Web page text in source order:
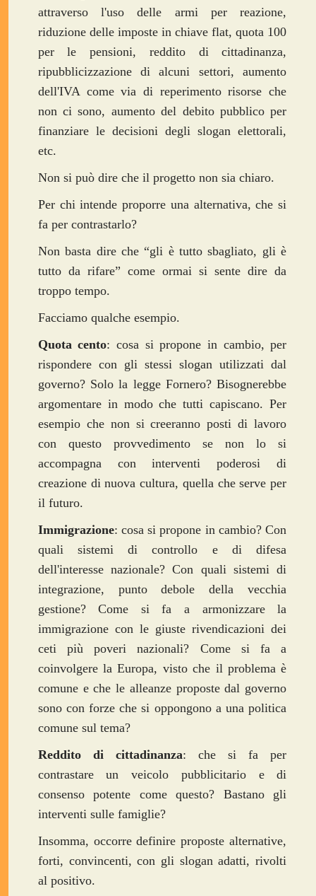
attraverso l'uso delle armi per reazione,
riduzione delle imposte in chiave flat, quota 100
per le pensioni, reddito di cittadinanza,
ripubblicizzazione di alcuni settori, aumento
dell'IVA come via di reperimento risorse che
non ci sono, aumento del debito pubblico per
finanziare le decisioni degli slogan elettorali,
etc.
Non si può dire che il progetto non sia chiaro.
Per chi intende proporre una alternativa, che si
fa per contrastarlo?
Non basta dire che “gli è tutto sbagliato, gli è
tutto da rifare” come ormai si sente dire da
troppo tempo.
Facciamo qualche esempio.
Quota cento: cosa si propone in cambio, per
rispondere con gli stessi slogan utilizzati dal
governo? Solo la legge Fornero? Bisognerebbe
argomentare in modo che tutti capiscano. Per
esempio che non si creeranno posti di lavoro
con questo provvedimento se non lo si
accompagna con interventi poderosi di
creazione di nuova cultura, quella che serve per
il futuro.
Immigrazione: cosa si propone in cambio? Con
quali sistemi di controllo e di difesa
dell'interesse nazionale? Con quali sistemi di
integrazione, punto debole della vecchia
gestione? Come si fa a armonizzare la
immigrazione con le giuste rivendicazioni dei
ceti più poveri nazionali? Come si fa a
coinvolgere la Europa, visto che il problema è
comune e che le alleanze proposte dal governo
sono con forze che si oppongono a una politica
comune sul tema?
Reddito di cittadinanza: che si fa per
contrastare un veicolo pubblicitario e di
consenso potente come questo? Bastano gli
interventi sulle famiglie?
Insomma, occorre definire proposte alternative,
forti, convincenti, con gli slogan adatti, rivolti
al positivo.